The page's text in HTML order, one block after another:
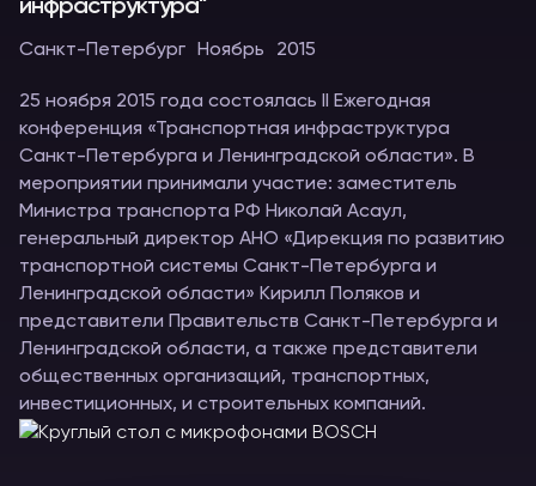
инфраструктура"
Санкт-Петербург Ноябрь 2015
25 ноября 2015 года состоялась II Ежегодная
конференция «Транспортная инфраструктура
Санкт-Петербурга и Ленинградской области». В
мероприятии принимали участие: заместитель
Министра транспорта РФ Николай Асаул,
генеральный директор АНО «Дирекция по развитию
транспортной системы Санкт-Петербурга и
Ленинградской области» Кирилл Поляков и
представители Правительств Санкт-Петербурга и
Ленинградской области, а также представители
общественных организаций, транспортных,
инвестиционных, и строительных компаний.